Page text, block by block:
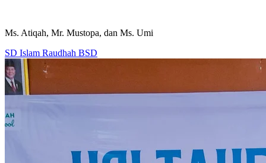
Ms. Atiqah, Mr. Mustopa, dan Ms. Umi
SD Islam Raudhah BSD